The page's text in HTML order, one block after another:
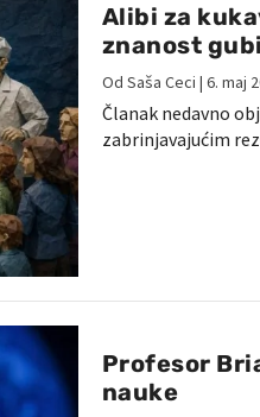
Alibi za
znanost
Od Saša Ceci | 6. maj
Članak nedavno
zabrinjavajućim
Profesor
nauke